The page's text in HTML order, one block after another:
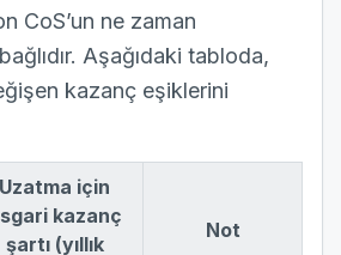
CoS’un ne zaman
Aşağıdaki tabloda,
kazanç eşiklerini
Uzatma için
kazanç
şartı (yıllık
Not